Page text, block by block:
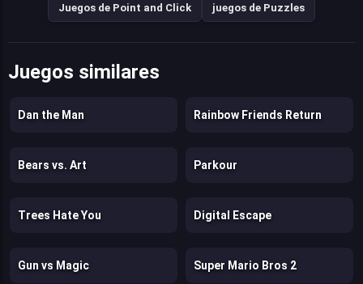
Juegos de Point and Click juegos de Puzzles
Juegos similares
Dan the Man Rainbow Friends Return
Bears vs. Art Parkour
Trees Hate You Digital Escape
Gun vs Magic Super Mario Bros 2